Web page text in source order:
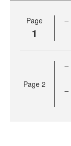
Page
1
Page 2